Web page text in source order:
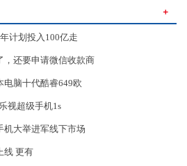
＋
计划投入100亿走
，还要申请微信收款商
电脑十代酷睿649欧
视超级手机1s
机大举进军线下市场
线 更有